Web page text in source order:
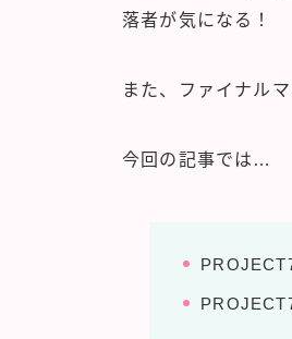
落者が気になる！
また、ファイナル
今回の記事では…